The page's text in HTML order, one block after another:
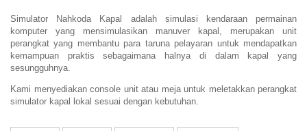
Simulator Nahkoda Kapal adalah simulasi kendaraan permainan
komputer yang mensimulasikan manuver kapal, merupakan unit
perangkat yang membantu para taruna pelayaran untuk mendapatkan
kemampuan praktis sebagaimana halnya di dalam kapal yang
sesungguhnya.
Kami menyediakan console unit atau meja untuk meletakkan perangkat
simulator kapal lokal sesuai dengan kebutuhan.